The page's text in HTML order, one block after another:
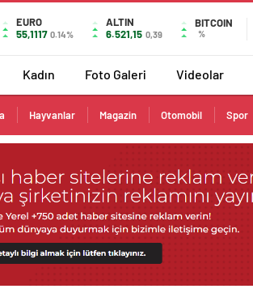
EURO
55,1117 0.14%
ALTIN
6.521,15 0,39
BITCOIN
%
Kadın Foto Galeri Videolar
Hayvanlar Magazin Otomobil Spor